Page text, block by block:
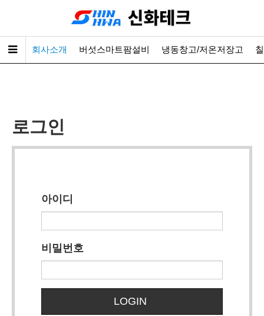
회사소개 버섯스마트팜설비 냉동창고/저온저장고
로그인
아이디
비밀번호
LOGIN